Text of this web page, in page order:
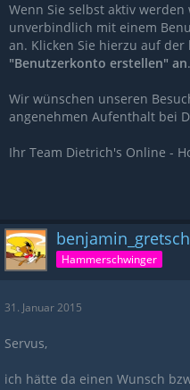
Wenn Sie selbst aktiv
unverbindlich mit einem
an. Klicken Sie hierzu auf
"Benutzerkonto erstellen" an.
Wir wünschen unseren
angenehmen Aufenthalt bei
Ihr Team Dietrich's Online -
benjamin_gretsch
Hammerschwinger
31. Januar 2015
Servus,
ich hätte da einen Wunsch